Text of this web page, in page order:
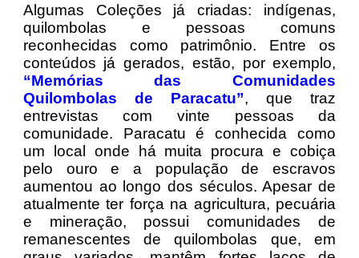
Algumas Coleções já criadas: indígenas,
quilombolas e pessoas comuns
reconhecidas como patrimônio. Entre os
conteúdos já gerados, estão, por exemplo,
“Memórias das Comunidades
Quilombolas de Paracatu”, que traz
entrevistas com vinte pessoas da
comunidade. Paracatu é conhecida como
um local onde há muita procura e cobiça
pelo ouro e a população de escravos
aumentou ao longo dos séculos. Apesar de
atualmente ter força na agricultura, pecuária
e mineração, possui comunidades de
remanescentes de quilombolas que, em